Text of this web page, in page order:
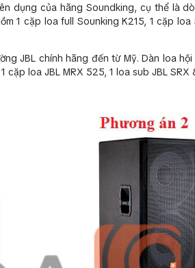
dụng của hãng Soundking, cụ thể là
1 cặp loa full Sounking K215, 1 cặp
JBL chính hãng đến từ Mỹ. Dàn loa
loa JBL MRX 525, 1 loa sub JBL SRX